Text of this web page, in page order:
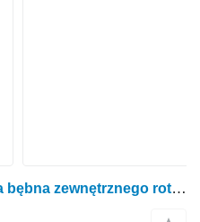
Kitos darbinės dalys Osłona bębna zewnętrznego rotorinės javapjovės Kemper 4500,445